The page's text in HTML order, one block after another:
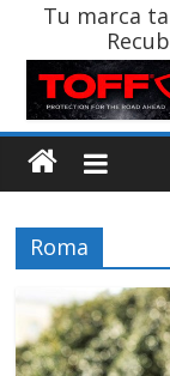
Tu marca
Roma